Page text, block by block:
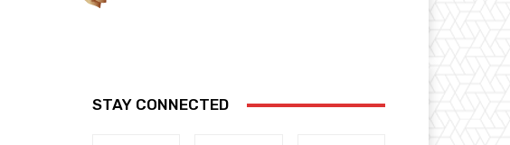
STAY CONNECTED